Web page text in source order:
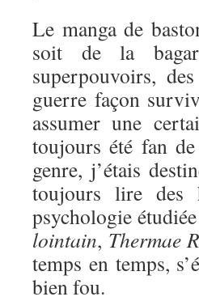
Le manga de
soit de la
superpouvoirs,
guerre façon
assumer une
toujours été fan
genre, j’étais
toujours lire des
psychologie
lointain, Thermae
temps en temps,
bien fou.